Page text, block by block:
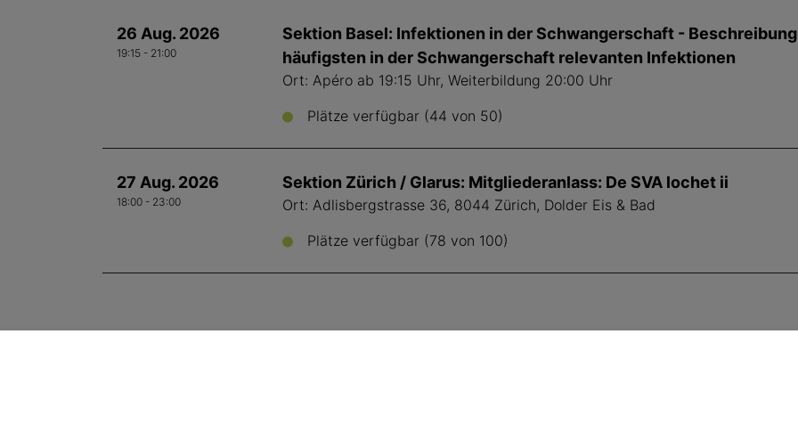
26 Aug. 2026
19:15 - 21:00
Sektion Basel: Infektionen in der Schwangerschaft -
häufigsten in der Schwangerschaft relevanten Infektionen
Ort: Apéro ab 19:15 Uhr, Weiterbildung 20:00 Uhr
Plätze verfügbar (44 von 50)
27 Aug. 2026
18:00 - 23:00
Sektion Zürich / Glarus: Mitgliederanlass: De SVA lochet ii
Ort: Adlisbergstrasse 36, 8044 Zürich, Dolder Eis & Bad
Plätze verfügbar (78 von 100)